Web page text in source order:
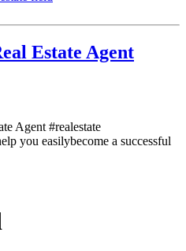
Estate Agent
Agent #realestate
you easilybecome a successful